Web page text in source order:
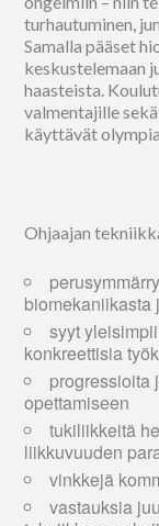
turhautuminen,
Samalla pääset
keskustelemaan
haasteista.
valmentajille
käyttävät
Ohjaajan
biomekaniikasta
syyt
konkreettisia
progressioita
opettamiseen
tukiliikkeitä
liikkuvuuden
vinkkejä
vastauksia